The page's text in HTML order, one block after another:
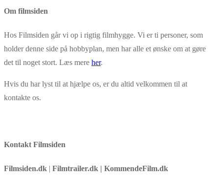
Om filmsiden
Hos Filmsiden går vi op i rigtig filmhygge. Vi er ti personer, som
holder denne side på hobbyplan, men har alle et ønske om at gøre
det til noget stort. Læs mere her.
Hvis du har lyst til at hjælpe os, er du altid velkommen til at
kontakte os.
Kontakt Filmsiden
Filmsiden.dk | Filmtrailer.dk | KommendeFilm.dk